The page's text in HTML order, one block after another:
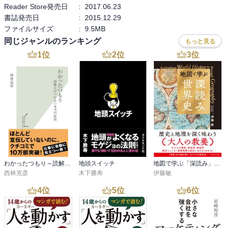
Reader Store発売日
:
2017.06.23
書誌発売日
:
2015.12.29
ファイルサイズ
: 9.5MB
同じジャンルのランキング もっと見る
1位
わかったつもり～読解力がつかない本当の原因～
西林克彦
2位
地頭スイッチ
木下勝寿
3位
地図で学ぶ「深読み」世界史
伊藤敏
4位 5位 6位